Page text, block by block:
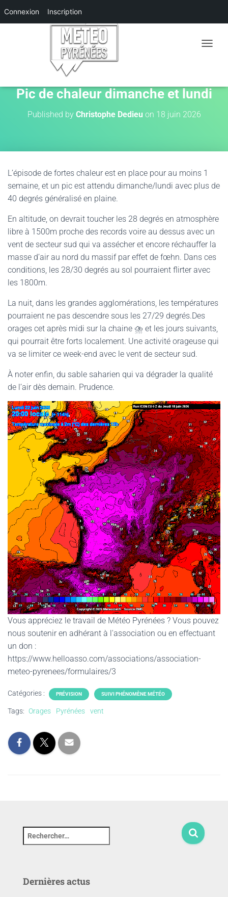
Connexion Inscription
I
R
A
V
G
A
T
O
Pic de chaleur dimanche et lundi
Published by Christophe Dedieu on 18 juin 2026
L’épisode de fortes chaleur est en place pour au moins 1
semaine, et un pic est attendu dimanche/lundi avec plus de
40 degrés généralisé en plaine.
En altitude, on devrait toucher les 28 degrés en atmosphère
libre à 1500m proche des records voire au dessus avec un
vent de secteur sud qui va assécher et encore réchauffer la
masse d’air au nord du massif par effet de fœhn. Dans ces
conditions, les 28/30 degrés au sol pourraient flirter avec
les 1800m.
La nuit, dans les grandes agglomérations, les températures
pourraient ne pas descendre sous les 27/29 degrés.Des
orages cet après midi sur la chaine ⛈️ et les jours suivants,
qui pourrait être forts localement. Une activité orageuse qui
va se limiter ce week-end avec le vent de secteur sud.
À noter enfin, du sable saharien qui va dégrader la qualité
de l’air dès demain. Prudence.
Vous appréciez le travail de Météo Pyrénées ? Vous pouvez
nous soutenir en adhérant à l'association ou en effectuant
un don :
https://www.helloasso.com/associations/association-
meteo-pyrenees/formulaires/3
Catégories : PRÉVISION SUIVI PHÉNOMÈNE MÉTÉO
Tags: Orages Pyrénées vent
Dernières actus